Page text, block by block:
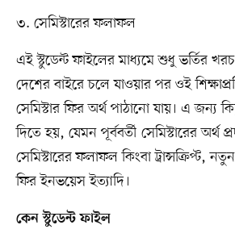
৩. সেমিস্টারের ফলাফল
এই স্টুডেন্ট ফাইলের মাধ্যমে শুধু ভর্তির
দেশের বাইরে চলে যাওয়ার পর ওই
সেমিস্টার ফির অর্থ পাঠানো যায়। এ জন্য
দিতে হয়, যেমন পূর্ববর্তী সেমিস্টারের অর্থ
সেমিস্টারের ফলাফল কিংবা ট্রান্সক্রিপ্ট,
ফির ইনভয়েস ইত্যাদি।
কেন স্টুডেন্ট ফাইল